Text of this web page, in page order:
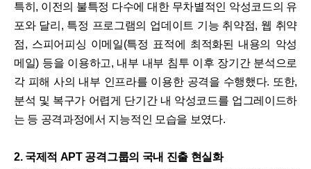
특히, 이전의 불특정 다수에 대한 무차별적인 악성코드의 유
포와 달리, 특정 프로그램의 업데이트 기능 취약점, 웹 취약
점, 스피어피싱 이메일(특정 표적에 최적화된 내용의 악성
메일) 등을 이용하고, 내부 내부 침투 이후 장기간 분석으로
각 피해 사의 내부 인프라를 이용한 공격을 수행했다. 또한,
분석 및 복구가 어렵게 단기간 내 악성코드를 업그레이드하
는 등 공격과정에서 지능적인 모습을 보였다.
2. 국제적 APT 공격그룹의 국내 진출 현실화